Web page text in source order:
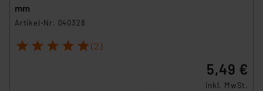
mm
Artikel-Nr. 040328
1 2 3 4 5 (2)
5,49 €
inkl. MwSt.